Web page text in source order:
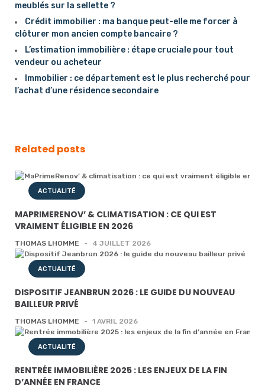
meublés sur la sellette ?
Crédit immobilier : ma banque peut-elle me forcer à
clôturer mon ancien compte bancaire ?
L’estimation immobilière : étape cruciale pour tout
vendeur ou acheteur
Immobilier : ce département est le plus recherché pour
l’achat d’une résidence secondaire
Related posts
ACTUALITÉ
MAPRIMERENOV’ & CLIMATISATION : CE QUI EST
VRAIMENT ÉLIGIBLE EN 2026
THOMAS LHOMME - 4 JUILLET 2026
ACTUALITÉ
DISPOSITIF JEANBRUN 2026 : LE GUIDE DU NOUVEAU
BAILLEUR PRIVÉ
THOMAS LHOMME - 1 AVRIL 2026
ACTUALITÉ
RENTRÉE IMMOBILIÈRE 2025 : LES ENJEUX DE LA FIN
D’ANNÉE EN FRANCE